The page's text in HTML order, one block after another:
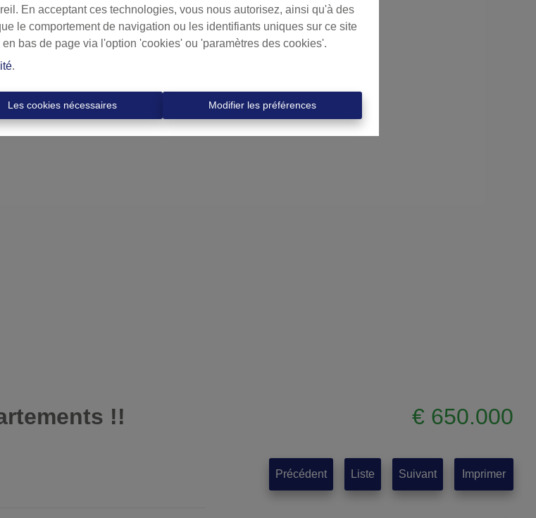
En acceptant ces technologies, vous nous autorisez, ainsi qu'à des
le comportement de navigation ou les identifiants uniques sur ce site
bas de page via l'option 'cookies' ou 'paramètres des cookies'.
.
Les cookies nécessaires Modifier les préférences
!! € 650.000
Précédent Liste Suivant Imprimer